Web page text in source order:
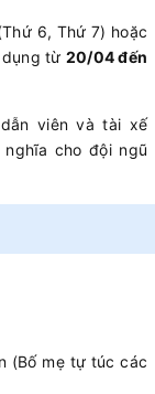
6, Thứ 7) hoặc
từ 20/04 đến
viên và tài xế
cho đội ngũ
(Bố mẹ tự túc các